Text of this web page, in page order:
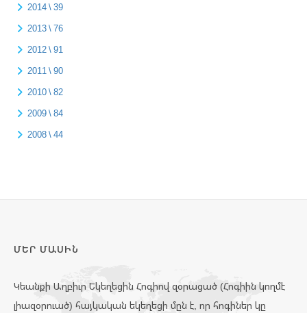
2014 \ 39
2013 \ 76
2012 \ 91
2011 \ 90
2010 \ 82
2009 \ 84
2008 \ 44
ՄԵՐ ՄԱՍԻՆ
Կեանքի Աղբիւր Եկեղեցին Հոգիով զօրացած (Հոգիին կողմէ
լիազօրուած) հայկական եկեղեցի մըն է, որ հոգիներ կը